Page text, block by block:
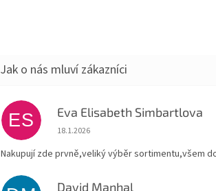
ES Eva Elisabeth Simbartlova
Hodnocení obchodu je 5 z 5 hvězdiček.
18.1.2026
Nakupují zde prvně,veliký výběr sortimentu,všem
David Manhal